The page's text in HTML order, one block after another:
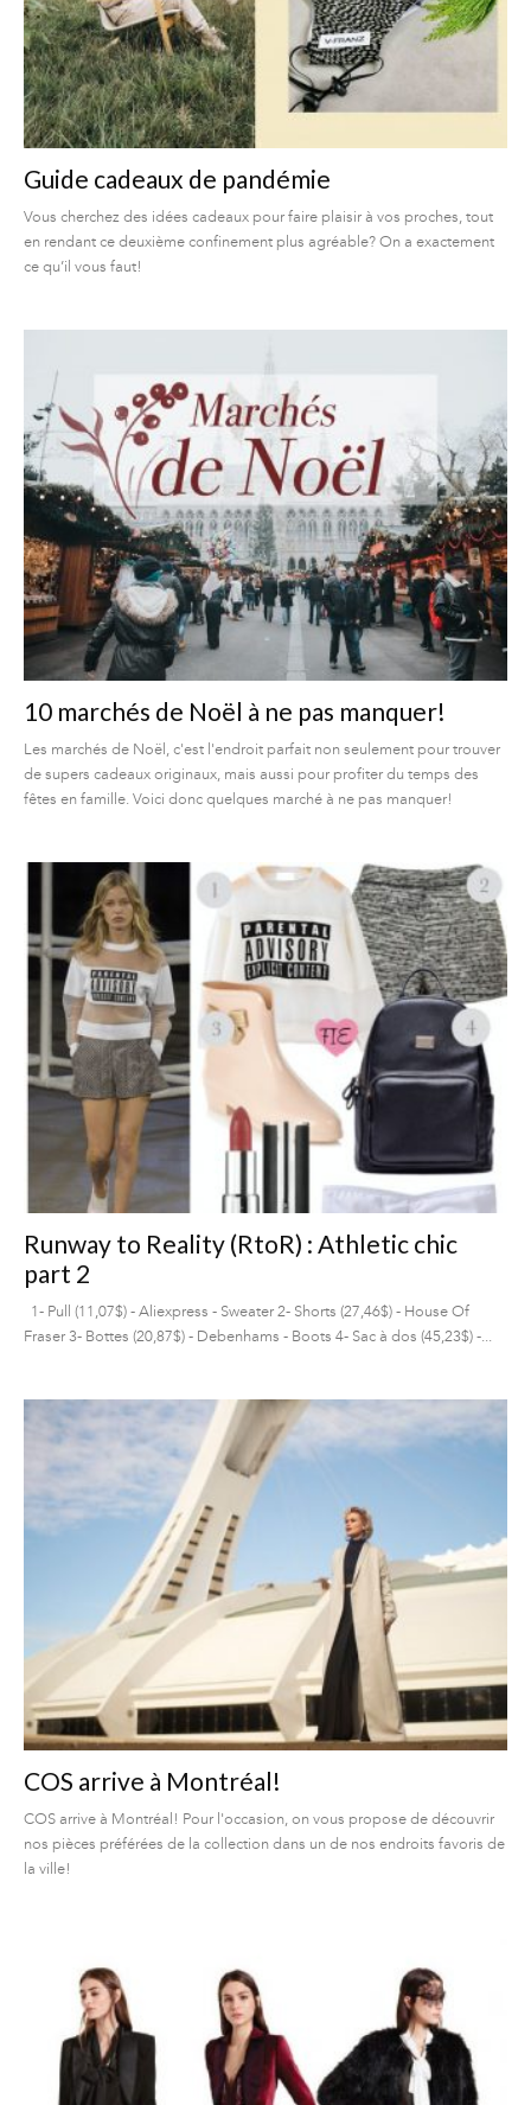
Guide cadeaux de pandémie
Vous cherchez des idées cadeaux pour faire plaisir à vos proches, tout
en rendant ce deuxième confinement plus agréable? On a exactement
ce qu’il vous faut!
10 marchés de Noël à ne pas manquer!
Les marchés de Noël, c'est l'endroit parfait non seulement pour trouver
de supers cadeaux originaux, mais aussi pour profiter du temps des
fêtes en famille. Voici donc quelques marché à ne pas manquer!
Runway to Reality (RtoR) : Athletic chic
part 2
1- Pull (11,07$) - Aliexpress - Sweater 2- Shorts (27,46$) - House Of
Fraser 3- Bottes (20,87$) - Debenhams - Boots 4- Sac à dos (45,23$) -...
COS arrive à Montréal!
COS arrive à Montréal! Pour l'occasion, on vous propose de découvrir
nos pièces préférées de la collection dans un de nos endroits favoris de
la ville!